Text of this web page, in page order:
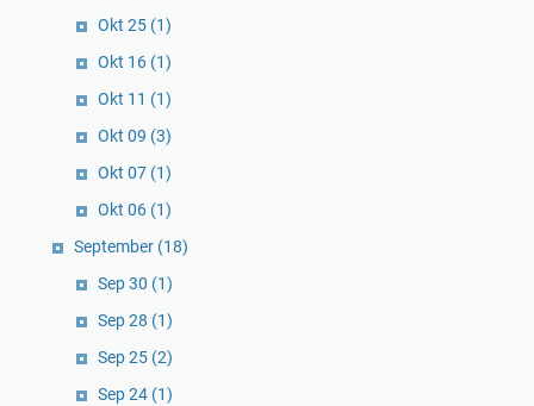
Okt 25 (1)
Okt 16 (1)
Okt 11 (1)
Okt 09 (3)
Okt 07 (1)
Okt 06 (1)
September (18)
Sep 30 (1)
Sep 28 (1)
Sep 25 (2)
Sep 24 (1)